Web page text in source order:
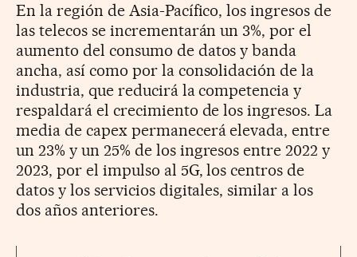
En la región de Asia-Pacífico, los ingresos de
las telecos se incrementarán un 3%, por el
aumento del consumo de datos y banda
ancha, así como por la consolidación de la
industria, que reducirá la competencia y
respaldará el crecimiento de los ingresos. La
media de capex permanecerá elevada, entre
un 23% y un 25% de los ingresos entre 2022 y
2023, por el impulso al 5G, los centros de
datos y los servicios digitales, similar a los
dos años anteriores.